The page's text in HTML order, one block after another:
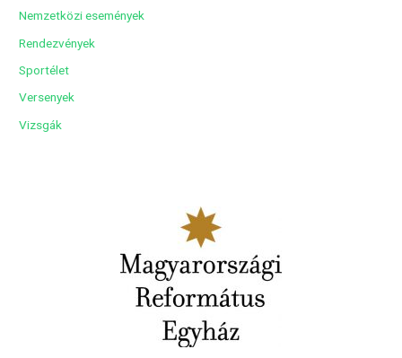
Nemzetközi események
Rendezvények
Sportélet
Versenyek
Vizsgák